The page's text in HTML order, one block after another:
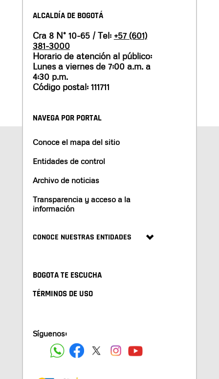
ALCALDÍA DE BOGOTÁ
Cra 8 N° 10-65 / Tel: +57 (601)
381-3000
Horario de atención al público:
Lunes a viernes de 7:00 a.m. a
4:30 p.m.
Código postal: 111711
NAVEGA POR PORTAL
Conoce el mapa del sitio
Entidades de control
Archivo de noticias
Transparencia y acceso a la
información
CONOCE NUESTRAS ENTIDADES
BOGOTA TE ESCUCHA
TÉRMINOS DE USO
Síguenos: